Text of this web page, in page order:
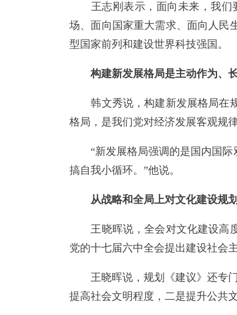
王志刚表示，面向未来，我们要
场、面向国家重大需求、面向人民
型国家前列和建设世界科技强国。
构建新发展格局是主动作为、
韩文秀说，构建新发展格局在规
格局，是我们党对经济发展客观规
“新发展格局强调的是国内国际
搞自我小循环。”他说。
从战略和全局上对文化建设规
王晓晖说，全会对文化建设高度
党的十七届六中全会提出建设社会
王晓晖说，规划《建议》还专门
提高社会文明程度，二是提升公共